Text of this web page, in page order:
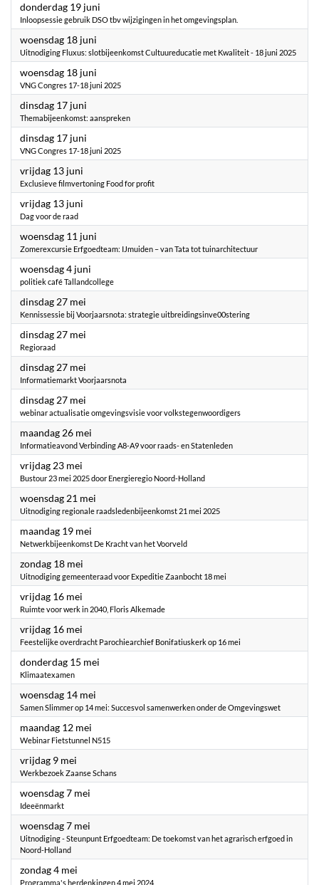
donderdag 19 juni
Inloopsessie gebruik DSO tbv wijzigingen in het omgevingsplan.
woensdag 18 juni
Uitnodiging Fluxus: slotbijeenkomst Cultuureducatie met Kwaliteit - 18 juni 2025
woensdag 18 juni
VNG Congres 17-18 juni 2025
dinsdag 17 juni
Themabijeenkomst: aanspreken
dinsdag 17 juni
VNG Congres 17-18 juni 2025
vrijdag 13 juni
Exclusieve filmvertoning Food for profit
vrijdag 13 juni
Dag voor de raad
woensdag 11 juni
Zomerexcursie Erfgoedteam: IJmuiden – van Tata tot tuinarchitectuur
woensdag 4 juni
politiek café Tallandcollege
dinsdag 27 mei
Kennissessie bij Voorjaarsnota: strategie uitbreidingsinve00stering
dinsdag 27 mei
Regioraad
dinsdag 27 mei
Informatiemarkt Voorjaarsnota
dinsdag 27 mei
webinar actualisatie omgevingsvisie voor volkstegenwoordigers
maandag 26 mei
Informatieavond Verbinding A8-A9 voor raads- en Statenleden
vrijdag 23 mei
Bustour 23 mei 2025 door Energieregio Noord-Holland
woensdag 21 mei
Uitnodiging regionale raadsledenbijeenkomst 21 mei 2025
maandag 19 mei
Netwerkbijeenkomst De Kracht van het Voorveld
zondag 18 mei
Uitnodiging gemeenteraad voor Expeditie Zaanbocht 18 mei
vrijdag 16 mei
Ruimte voor werk in 2040, Floris Alkemade
vrijdag 16 mei
Feestelijke overdracht Parochiearchief Bonifatiuskerk op 16 mei
donderdag 15 mei
Klimaatexamen
woensdag 14 mei
Samen Slimmer op 14 mei: Succesvol samenwerken onder de Omgevingswet
maandag 12 mei
Webinar Fietstunnel N515
vrijdag 9 mei
Werkbezoek Zaanse Schans
woensdag 7 mei
Ideeënmarkt
woensdag 7 mei
Uitnodiging - Steunpunt Erfgoedteam: De toekomst van het agrarisch erfgoed in
Noord-Holland
zondag 4 mei
Programma's herdenkingen 4 mei 2024